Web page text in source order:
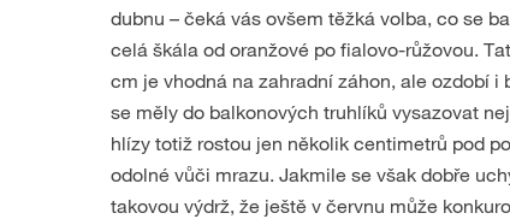
dubnu – čeká vás ovšem těžká volba, co se
celá škála od oranžové po fialovo-růžovou.
cm je vhodná na zahradní záhon, ale ozdobí i
se měly do balkonových truhlíků vysazovat
hlízy totiž rostou jen několik centimetrů pod
odolné vůči mrazu. Jakmile se však dobře
takovou výdrž, že ještě v červnu může